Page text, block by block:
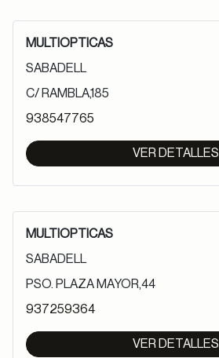
MULTIOPTICAS
SABADELL
C/ RAMBLA,185
938547765
VER DETALLES
MULTIOPTICAS
SABADELL
PSO. PLAZA MAYOR,44
937259364
VER DETALLES